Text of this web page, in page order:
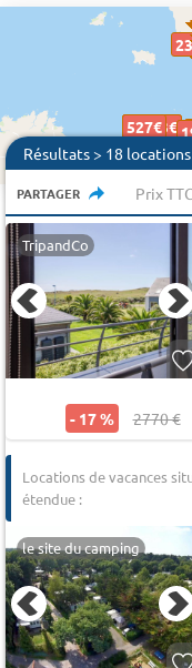
527€503€
445€
527€503€
445€
527€
Résultats > 18 locations
PARTAGER Prix
TripandCo
- 17 % 2770 €
Locations de vacances
étendue :
le site du camping